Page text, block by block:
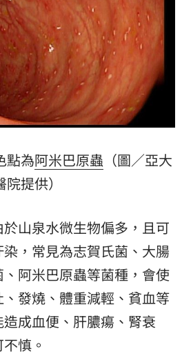
點為阿米巴原蟲 （圖／亞大
院提供）
山泉水微生物偏多，且可
，常見為志賀氏菌、大腸
阿米巴原蟲等菌種，會使
發燒、體重減輕、貧血等
成血便、肝膿瘍、 腎衰
慎。